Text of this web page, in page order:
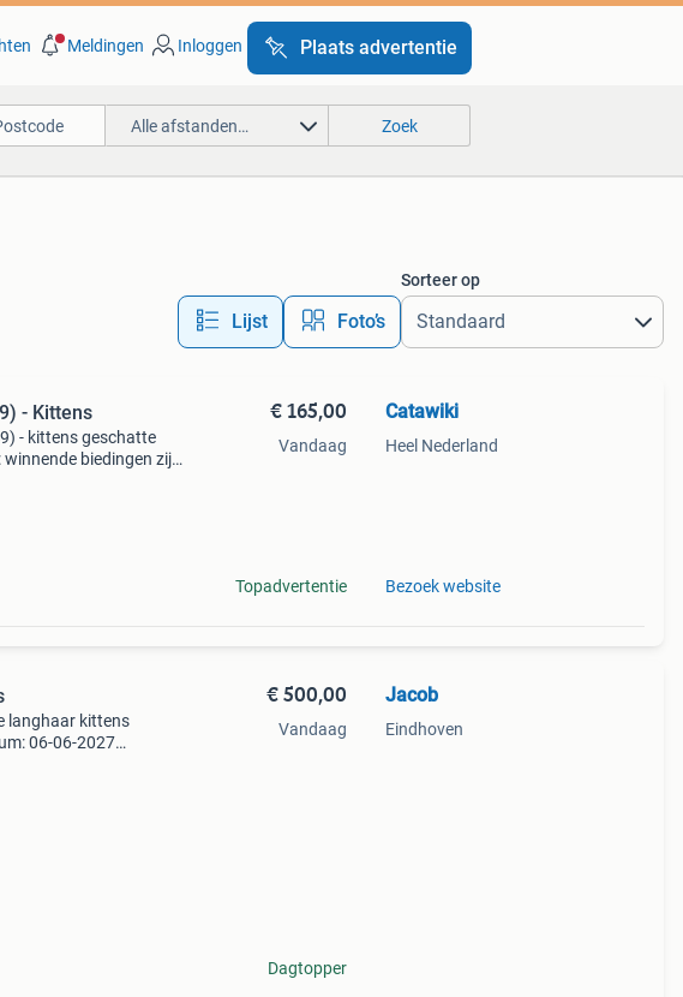
Meldingen Inloggen Plaats advertentie
Alle afstanden… Zoek
Lijst Foto’s
Sorteer op
- Kittens
- kittens geschatte
biedingen zijn
€ 165,00
Vandaag
Topadvertentie
Catawiki
Heel Nederland
Bezoek website
langhaar kittens
06-06-2027
€ 500,00
Vandaag
Dagtopper
Jacob
Eindhoven